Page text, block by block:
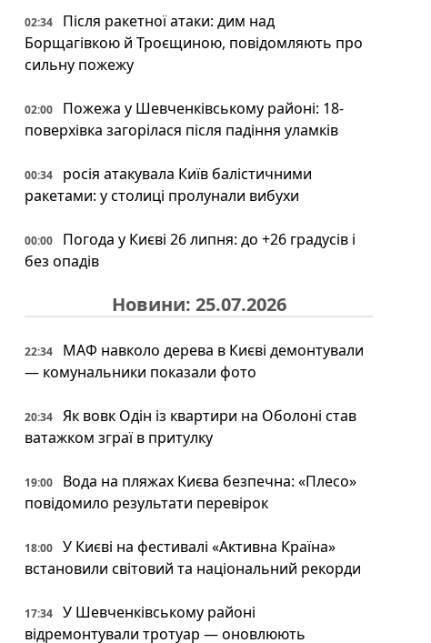
02:34
Після ракетної атаки: дим над
Борщагівкою й Троєщиною, повідомляють про
сильну пожежу
02:00
Пожежа у Шевченківському районі: 18-
поверхівка загорілася після падіння уламків
00:34
росія атакувала Київ балістичними
ракетами: у столиці пролунали вибухи
00:00
Погода у Києві 26 липня: до +26 градусів і
без опадів
Новини: 25.07.2026
22:34
МАФ навколо дерева в Києві демонтували
— комунальники показали фото
20:34
Як вовк Одін із квартири на Оболоні став
ватажком зграї в притулку
19:00
Вода на пляжах Києва безпечна: «Плесо»
повідомило результати перевірок
18:00
У Києві на фестивалі «Активна Країна»
встановили світовий та національний рекорди
17:34
У Шевченківському районі
відремонтували тротуар — оновлюють